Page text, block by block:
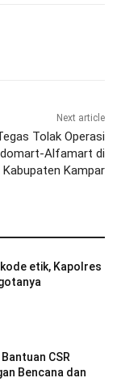
Next article
Tolak Operasi
Alfamart di
Kabupaten Kampar
etik, Kapolres
CSR
Bencana dan